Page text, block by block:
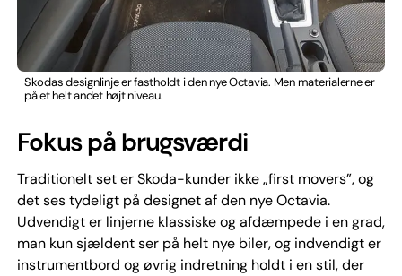
Skodas designlinje er fastholdt i den nye Octavia. Men materialerne er
på et helt andet højt niveau.
Fokus på brugsværdi
Traditionelt set er Skoda-kunder ikke „first movers”, og
det ses tydeligt på designet af den nye Octavia.
Udvendigt er linjerne klassiske og afdæmpede i en grad,
man kun sjældent ser på helt nye biler, og indvendigt er
instrumentbord og øvrig indretning holdt i en stil, der